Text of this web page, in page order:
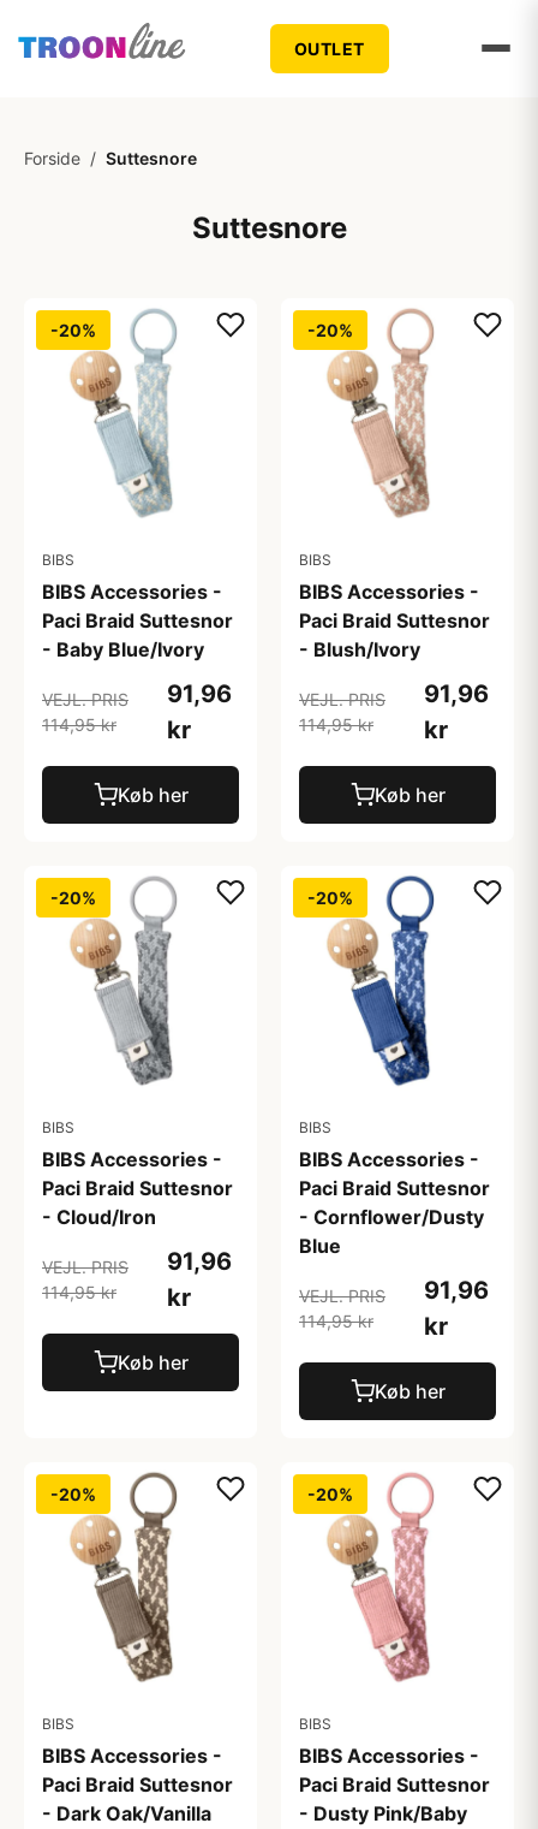
OUTLET
Forside / Suttesnore
Suttesnore
-20%
BIBS
BIBS Accessories -
Paci Braid Suttesnor
- Baby Blue/Ivory
VEJL. PRIS
114,95 kr
91,96
kr
Køb her
-20%
BIBS
BIBS Accessories -
Paci Braid Suttesnor
- Blush/Ivory
VEJL. PRIS
114,95 kr
91,96
kr
Køb her
-20%
BIBS
BIBS Accessories -
Paci Braid Suttesnor
- Cloud/Iron
VEJL. PRIS
114,95 kr
91,96
kr
Køb her
-20%
BIBS
BIBS Accessories -
Paci Braid Suttesnor
- Cornflower/Dusty
Blue
VEJL. PRIS
114,95 kr
91,96
kr
Køb her
-20%
BIBS
BIBS Accessories -
Paci Braid Suttesnor
- Dark Oak/Vanilla
-20%
BIBS
BIBS Accessories -
Paci Braid Suttesnor
- Dusty Pink/Baby